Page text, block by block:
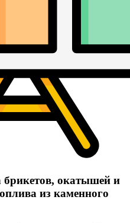
окатышей и
из каменного